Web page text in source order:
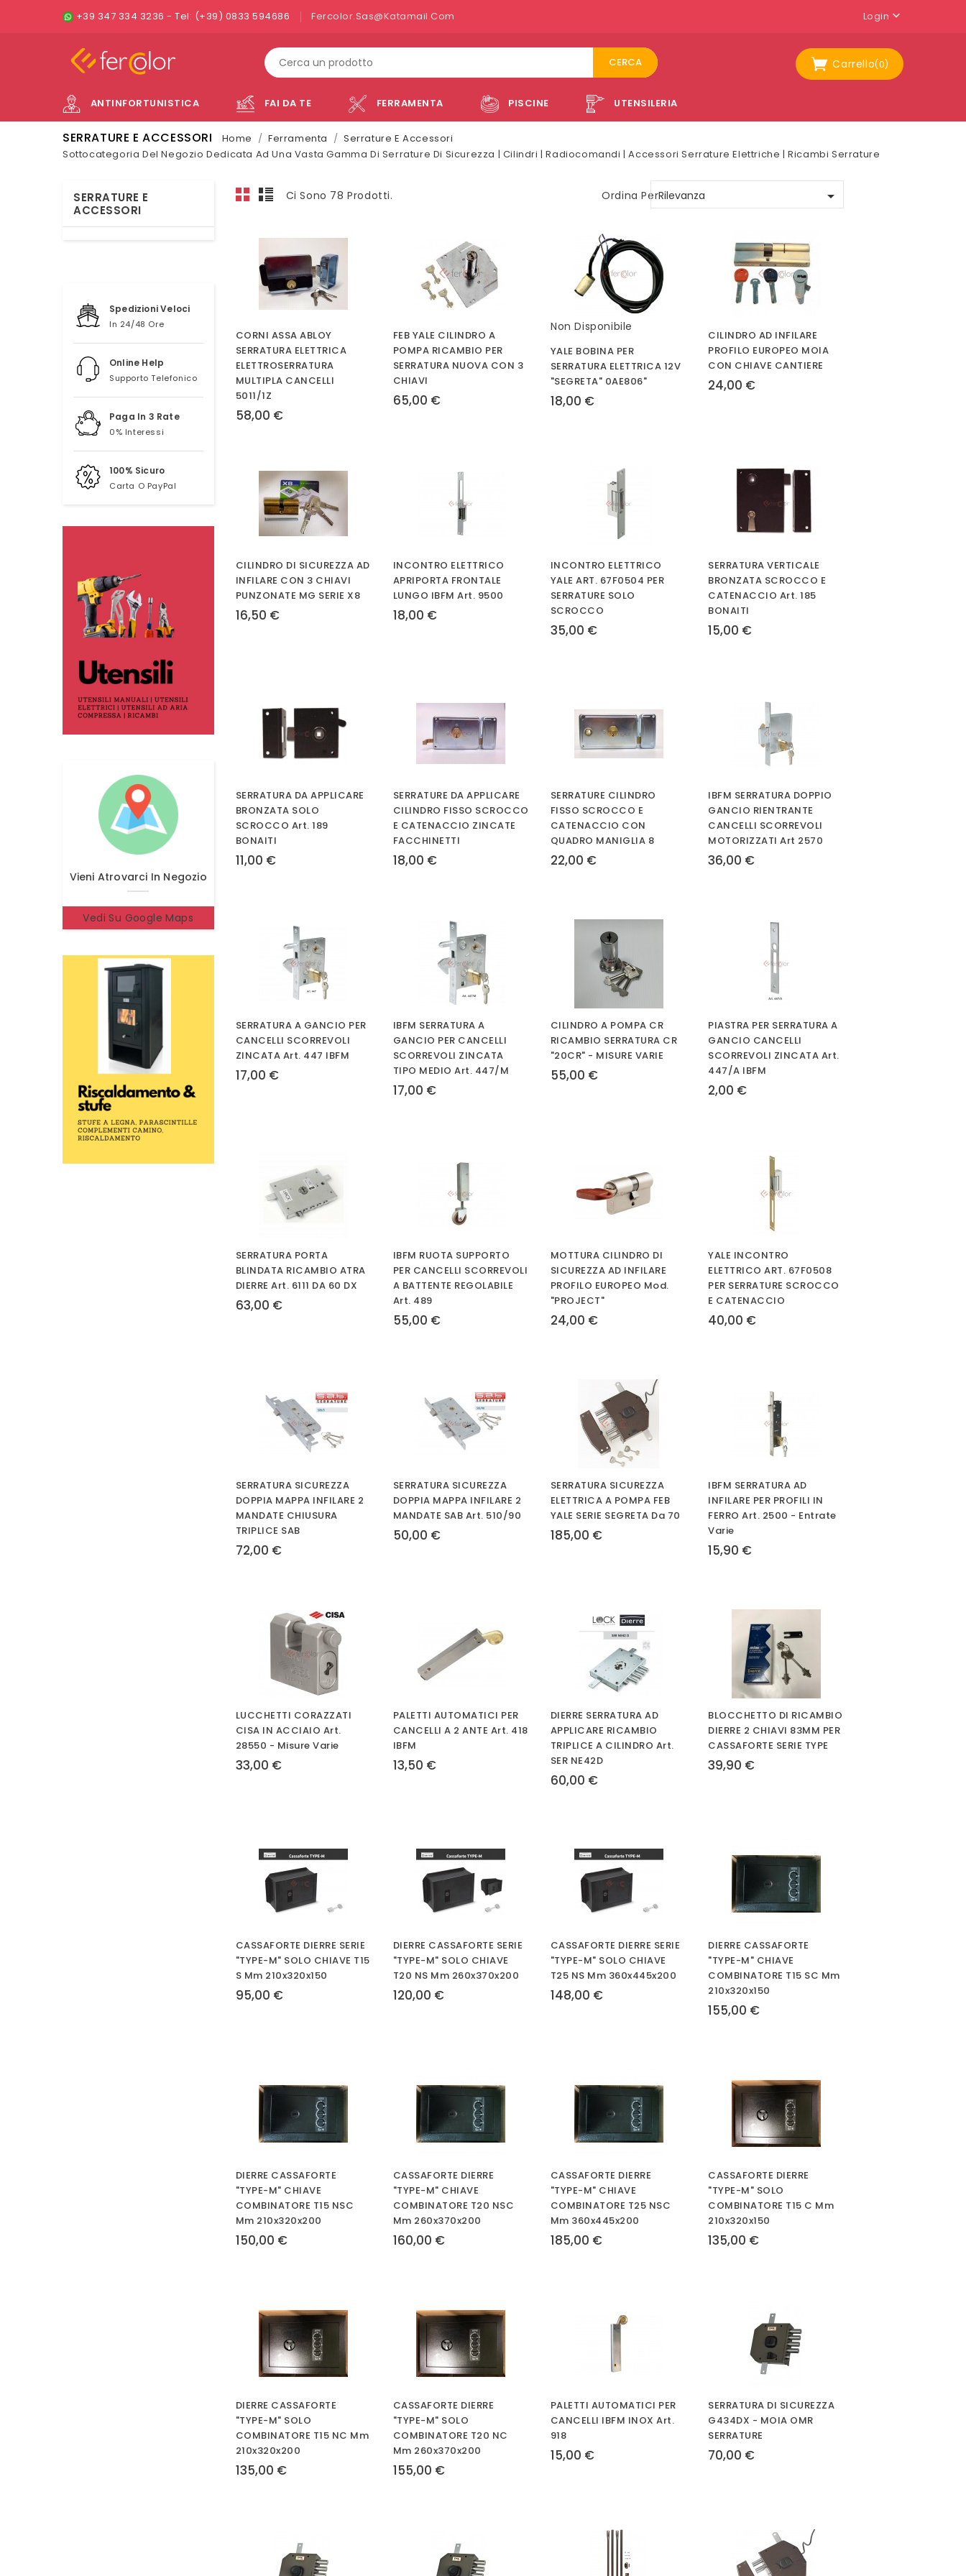
+39 347 334 3236 - Tel: (+39) 0833 594686 Fercolor.sas@katamail.com Login 
Carrello(0)
CERCA
ANTINFORTUNISTICA FAI DA TE FERRAMENTA PISCINE UTENSILERIA
SERRATURE E ACCESSORI Home Ferramenta
Serrature E Accessori
Sottocategoria Del Negozio Dedicata Ad Una Vasta Gamma Di Serrature Di Sicurezza | Cilindri | Radiocomandi | Accessori Serrature Elettriche | Ricambi Serrature
SERRATURE E
ACCESSORI
Spedizioni Veloci
In 24/48 Ore
Online Help
Supporto Telefonico
Paga In 3 Rate
0% Interessi
100% Sicuro
Carta O PayPal
Vieni Atrovarci In Negozio
Vedi Su Google Maps
Ci Sono 78 Prodotti. Ordina Per:Rilevanza 
CORNI ASSA ABLOY
SERRATURA ELETTRICA
ELETTROSERRATURA
MULTIPLA CANCELLI
5011/1Z
58,00 €
FEB YALE CILINDRO A
POMPA RICAMBIO PER
SERRATURA NUOVA CON 3
CHIAVI
65,00 €
Non Disponibile
YALE BOBINA PER
SERRATURA ELETTRICA 12V
"SEGRETA" 0AE806"
18,00 €
CILINDRO AD INFILARE
PROFILO EUROPEO MOIA
CON CHIAVE CANTIERE
24,00 €
CILINDRO DI SICUREZZA AD
INFILARE CON 3 CHIAVI
PUNZONATE MG SERIE X8
16,50 €
INCONTRO ELETTRICO
APRIPORTA FRONTALE
LUNGO IBFM Art. 9500
18,00 €
INCONTRO ELETTRICO
YALE ART. 67F0504 PER
SERRATURE SOLO
SCROCCO
35,00 €
SERRATURA VERTICALE
BRONZATA SCROCCO E
CATENACCIO Art. 185
BONAITI
15,00 €
SERRATURA DA APPLICARE
BRONZATA SOLO
SCROCCO Art. 189
BONAITI
11,00 €
SERRATURE DA APPLICARE
CILINDRO FISSO SCROCCO
E CATENACCIO ZINCATE
FACCHINETTI
18,00 €
SERRATURE CILINDRO
FISSO SCROCCO E
CATENACCIO CON
QUADRO MANIGLIA 8
22,00 €
IBFM SERRATURA DOPPIO
GANCIO RIENTRANTE
CANCELLI SCORREVOLI
MOTORIZZATI Art 2570
36,00 €
SERRATURA A GANCIO PER
CANCELLI SCORREVOLI
ZINCATA Art. 447 IBFM
17,00 €
IBFM SERRATURA A
GANCIO PER CANCELLI
SCORREVOLI ZINCATA
TIPO MEDIO Art. 447/M
17,00 €
CILINDRO A POMPA CR
RICAMBIO SERRATURA CR
"20CR" - MISURE VARIE
55,00 €
PIASTRA PER SERRATURA A
GANCIO CANCELLI
SCORREVOLI ZINCATA Art.
447/A IBFM
2,00 €
SERRATURA PORTA
BLINDATA RICAMBIO ATRA
DIERRE Art. 6111 DA 60 DX
63,00 €
IBFM RUOTA SUPPORTO
PER CANCELLI SCORREVOLI
A BATTENTE REGOLABILE
Art. 489
55,00 €
MOTTURA CILINDRO DI
SICUREZZA AD INFILARE
PROFILO EUROPEO Mod.
"PROJECT"
24,00 €
YALE INCONTRO
ELETTRICO ART. 67F0508
PER SERRATURE SCROCCO
E CATENACCIO
40,00 €
SERRATURA SICUREZZA
DOPPIA MAPPA INFILARE 2
MANDATE CHIUSURA
TRIPLICE SAB
72,00 €
SERRATURA SICUREZZA
DOPPIA MAPPA INFILARE 2
MANDATE SAB Art. 510/90
50,00 €
SERRATURA SICUREZZA
ELETTRICA A POMPA FEB
YALE SERIE SEGRETA Da 70
185,00 €
IBFM SERRATURA AD
INFILARE PER PROFILI IN
FERRO Art. 2500 - Entrate
Varie
15,90 €
LUCCHETTI CORAZZATI
CISA IN ACCIAIO Art.
28550 - Misure Varie
33,00 €
PALETTI AUTOMATICI PER
CANCELLI A 2 ANTE Art. 418
IBFM
13,50 €
DIERRE SERRATURA AD
APPLICARE RICAMBIO
TRIPLICE A CILINDRO Art.
SER NE42D
60,00 €
BLOCCHETTO DI RICAMBIO
DIERRE 2 CHIAVI 83MM PER
CASSAFORTE SERIE TYPE
39,90 €
CASSAFORTE DIERRE SERIE
"TYPE-M" SOLO CHIAVE T15
S Mm 210x320x150
95,00 €
DIERRE CASSAFORTE SERIE
"TYPE-M" SOLO CHIAVE
T20 NS Mm 260x370x200
120,00 €
CASSAFORTE DIERRE SERIE
"TYPE-M" SOLO CHIAVE
T25 NS Mm 360x445x200
148,00 €
DIERRE CASSAFORTE
"TYPE-M" CHIAVE
COMBINATORE T15 SC Mm
210x320x150
155,00 €
DIERRE CASSAFORTE
"TYPE-M" CHIAVE
COMBINATORE T15 NSC
Mm 210x320x200
150,00 €
CASSAFORTE DIERRE
"TYPE-M" CHIAVE
COMBINATORE T20 NSC
Mm 260x370x200
160,00 €
CASSAFORTE DIERRE
"TYPE-M" CHIAVE
COMBINATORE T25 NSC
Mm 360x445x200
185,00 €
CASSAFORTE DIERRE
"TYPE-M" SOLO
COMBINATORE T15 C Mm
210x320x150
135,00 €
DIERRE CASSAFORTE
"TYPE-M" SOLO
COMBINATORE T15 NC Mm
210x320x200
135,00 €
CASSAFORTE DIERRE
"TYPE-M" SOLO
COMBINATORE T20 NC
Mm 260x370x200
155,00 €
PALETTI AUTOMATICI PER
CANCELLI IBFM INOX Art.
918
15,00 €
SERRATURA DI SICUREZZA
G434DX - MOIA OMR
SERRATURE
70,00 €